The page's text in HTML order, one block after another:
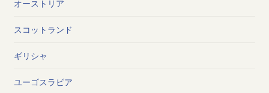
オーストリア
スコットランド
ギリシャ
ユーゴスラビア